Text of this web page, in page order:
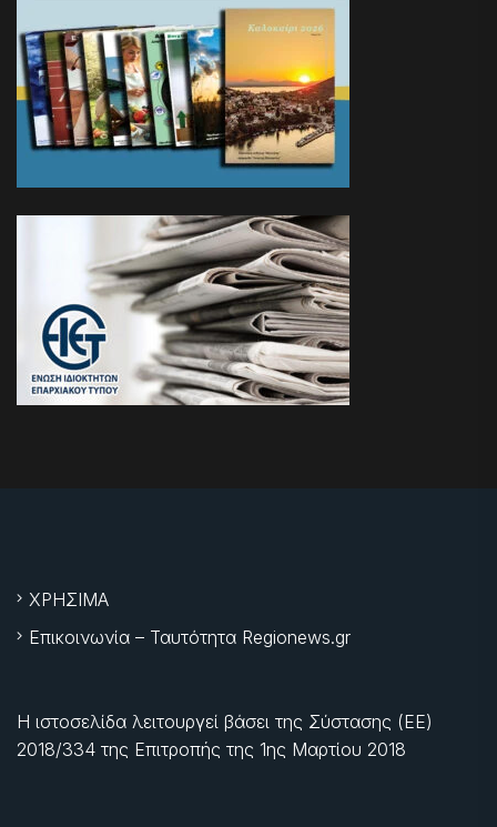
ΧΡΗΣΙΜΑ
Επικοινωνία – Ταυτότητα Regionews.gr
Η ιστοσελίδα λειτουργεί βάσει της Σύστασης (ΕΕ)
2018/334 της Επιτροπής της 1ης Μαρτίου 2018